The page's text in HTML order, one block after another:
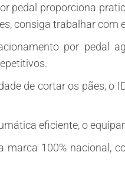
pedal proporciona
consiga trabalhar
por pedal
de cortar os pães, o
eficiente, o
marca 100% nacional,